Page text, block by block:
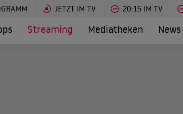
JETZT IM TV 20:15 IM TV
Streaming Mediatheken News